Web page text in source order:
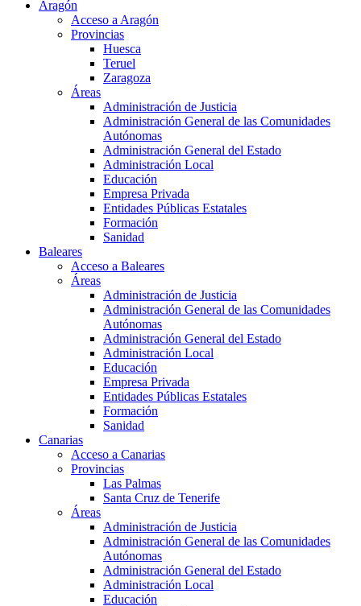
Aragón
Acceso a Aragón
Provincias
Huesca
Teruel
Zaragoza
Áreas
Administración de Justicia
Administración General de las Comunidades
Autónomas
Administración General del Estado
Administración Local
Educación
Empresa Privada
Entidades Públicas Estatales
Formación
Sanidad
Baleares
Acceso a Baleares
Áreas
Administración de Justicia
Administración General de las Comunidades
Autónomas
Administración General del Estado
Administración Local
Educación
Empresa Privada
Entidades Públicas Estatales
Formación
Sanidad
Canarias
Acceso a Canarias
Provincias
Las Palmas
Santa Cruz de Tenerife
Áreas
Administración de Justicia
Administración General de las Comunidades
Autónomas
Administración General del Estado
Administración Local
Educación